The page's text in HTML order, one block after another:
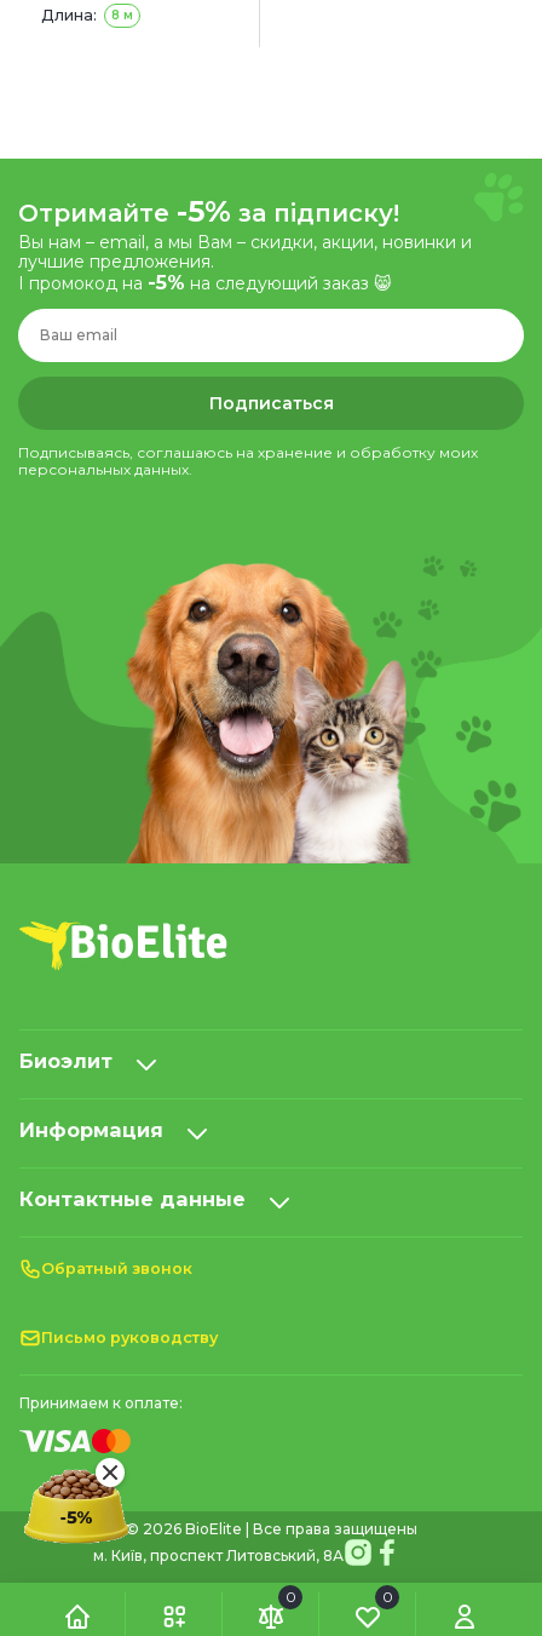
Длина: 8 м
Отримайте -5% за підписку!
Вы нам – email, а мы Вам – скидки, акции, новинки и
лучшие предложения.
І промокод на -5% на следующий заказ 😸
Подписаться
Подписываясь, соглашаюсь на хранение и обработку моих
персональных данных.
Биоэлит
Информация
Контактные данные
Обратный звонок
Письмо руководству
Принимаем к оплате:
© 2026 BioElite | Все права защищены
м. Київ, проспект Литовський, 8А
0 0